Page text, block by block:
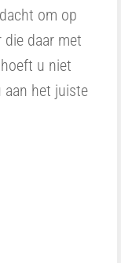
om op
die daar met
u niet
aan het juiste